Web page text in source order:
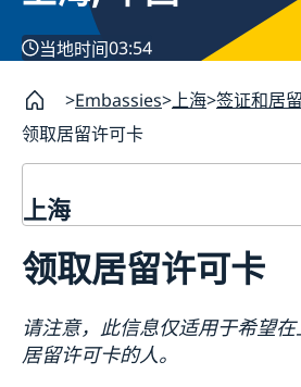
当地时间03:54
Embassies 上海 签证和居
领取居留许可卡
上海
签证和居留许可
签证申请
申请居留许可
采访请求
领取居留许可卡
请注意，此信息仅适用于希望
居留许可卡的人。